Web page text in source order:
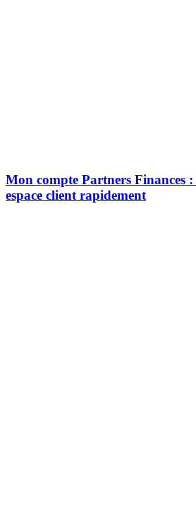
Mon compte Partners Finances :
espace client rapidement